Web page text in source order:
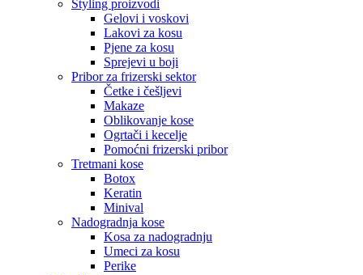
Styling proizvodi
Gelovi i voskovi
Lakovi za kosu
Pjene za kosu
Sprejevi u boji
Pribor za frizerski sektor
Četke i češljevi
Makaze
Oblikovanje kose
Ogrtači i kecelje
Pomoćni frizerski pribor
Tretmani kose
Botox
Keratin
Minival
Nadogradnja kose
Kosa za nadogradnju
Umeci za kosu
Perike